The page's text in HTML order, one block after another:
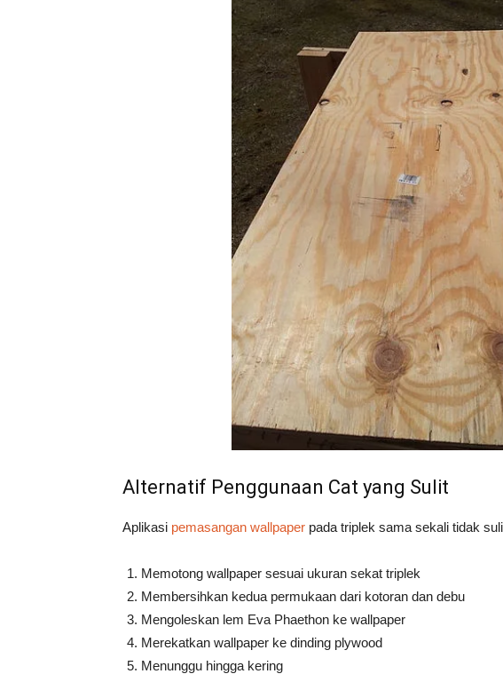
Alternatif Penggunaan Cat yang Sulit
Aplikasi pemasangan wallpaper pada triplek sama sekali tidak
Memotong wallpaper sesuai ukuran sekat triplek
Membersihkan kedua permukaan dari kotoran dan debu
Mengoleskan lem Eva Phaethon ke wallpaper
Merekatkan wallpaper ke dinding plywood
Menunggu hingga kering